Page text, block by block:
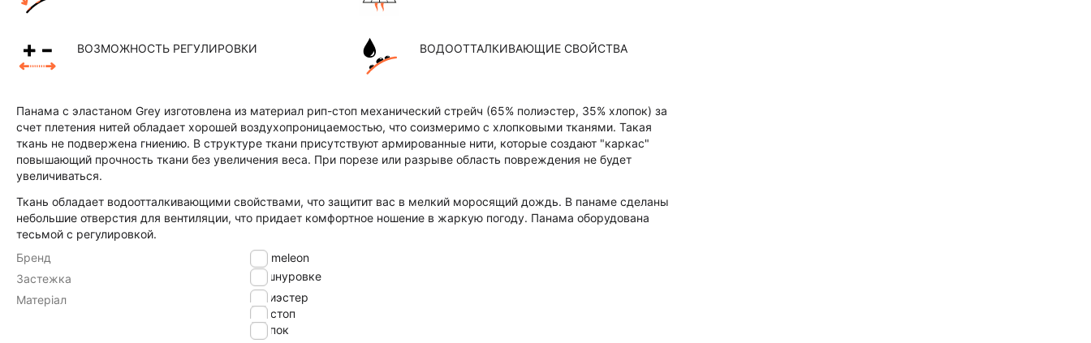
ВОЗМОЖНОСТЬ РЕГУЛИРОВКИ ВОДООТТАЛКИВАЮЩИЕ СВОЙСТВА
Панама с эластаном Grey изготовлена из материал рип-стоп механический стрейч (65% полиэстер, 35% хлопок) за
счет плетения нитей обладает хорошей воздухопроницаемостью, что соизмеримо с хлопковыми тканями. Такая
ткань не подвержена гниению. В структуре ткани присутствуют армированные нити, которые создают "каркас"
повышающий прочность ткани без увеличения веса. При порезе или разрыве область повреждения не будет
увеличиваться.
Ткань обладает водоотталкивающими свойствами, что защитит вас в мелкий моросящий дождь. В панаме сделаны
небольшие отверстия для вентиляции, что придает комфортное ношение в жаркую погоду. Панама оборудована
тесьмой с регулировкой.
Бренд
Chameleon
Застежка
на шнуровке
Матеріал
полиэстер
рипстоп
хлопок